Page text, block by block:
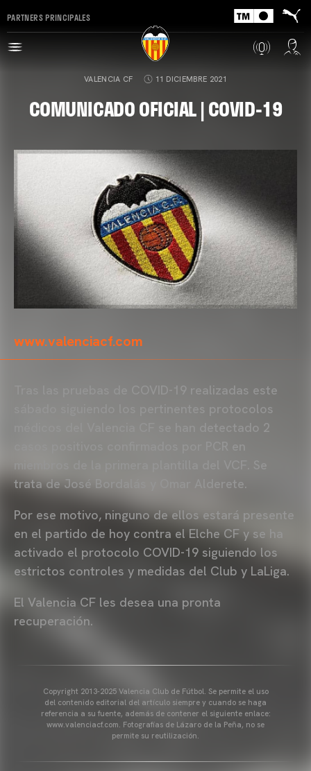
PARTNERS PRINCIPALES
VALENCIA CF 11 DICIEMBRE 2021
COMUNICADO OFICIAL | COVID-19
www.valenciacf.com
Tras las pruebas de COVID-19 realizadas este
sábado siguiendo los pertinentes protocolos
médicos del Valencia CF se han detectado 2
casos positivos confirmados por PCR en
trata de José Bordalás y Omar Alderete.
Por ese motivo, ninguno de ellos estará presente
en el partido de hoy contra el Elche CF y se ha
activado el protocolo COVID-19 siguiendo los
estrictos controles y medidas del Club y LaLiga.
El Valencia CF les desea una pronta
recuperación.
Copyright 2013-2025 Valencia Club de Fútbol. Se permite el uso
del contenido editorial del artículo siempre y cuando se haga
referencia a su fuente, además de contener el siguiente enlace:
www.valenciacf.com. Fotografías de Lázaro de la Peña, no se
permite su reutilización.